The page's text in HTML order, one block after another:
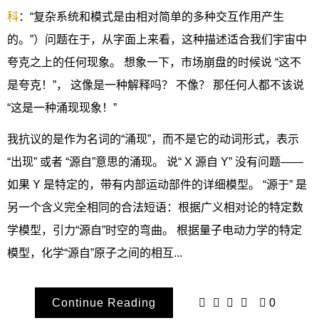
科：“复杂系统和模式是由相对简单的多种交互作用产生
的。”）问题在于，从字面上来看，这种描述适合我们宇宙中
夸克之上的任何现象。 想象一下，市场崩盘的时候说 “这不
是夸克！”， 这像是一种解释吗？ 不像？ 那任何人都不该说
“这是一种涌现现象！”
我抗议的是作为名词的“涌现”，而不是它的动词形式，表示
“出现” 或者 “源自”意思的涌现。 说“ X 源自 Y” 没有问题——
如果 Y 是特定的，带有内部运动部件的详细模型。 “源于” 是
另一个含义完全相同的合法短语：根据广义相对论的特定数
学模型，引力“源自”时空的弯曲。 根据量子电动力学的特定
模型，化学“源自”原子之间的相互...
Continue Reading 0